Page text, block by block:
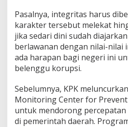
Pasalnya, integritas harus
karakter tersebut melekat
jika sedari dini sudah
berlawanan dengan nilai-nilai
ada harapan bagi negeri ini
belenggu korupsi.
Sebelumnya, KPK
Monitoring Center for
untuk mendorong
di pemerintah daerah.